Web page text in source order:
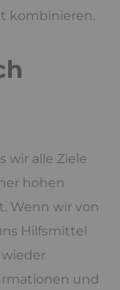
kombinieren.
wir alle Ziele
hohen
Wenn wir von
Hilfsmittel
und